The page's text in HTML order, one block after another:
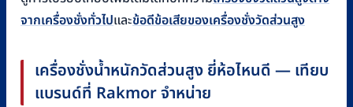
จากเครื่องชั่งทั่วไปและข้อดีข้อเสียของเครื่องชั่งวัดส่วนสูง
เครื่องชั่งน้ำหนักวัดส่วนสูง ยี่ห้อไหนดี — เทียบ
แบรนด์ที่ Rakmor จำหน่าย